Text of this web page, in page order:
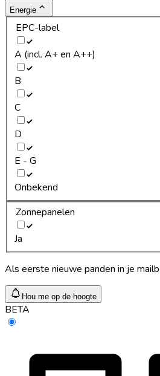
Energie
EPC-label
A (incl. A+ en A++)
B
C
D
E - G
Onbekend
Zonnepanelen
Ja
Als eerste nieuwe panden in je
Hou me op de hoogte
BETA